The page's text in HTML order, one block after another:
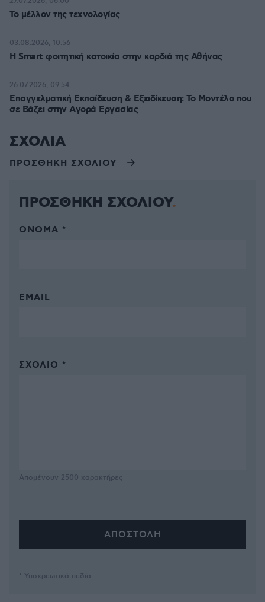
Το μέλλον της τεχνολογίας
Η Smart φοιτητική κατοικία στην καρδιά της Αθήνας
03.08.2026, 10:56
Επαγγελματική Εκπαίδευση & Εξειδίκευση: Το Mοντέλο που
σε Bάζει στην Aγορά Eργασίας
26.07.2026, 09:54
ΣΧΟΛΙΑ
ΠΡΟΣΘΗΚΗ ΣΧΟΛΙΟΥ
ΠΡΟΣΘΗΚΗ ΣΧΟΛΙΟΥ
ΌΝΟΜΑ *
EMAIL
ΣΧΌΛΙΟ *
Απομένουν 2500 χαρακτήρες
* Υποχρεωτικά πεδία